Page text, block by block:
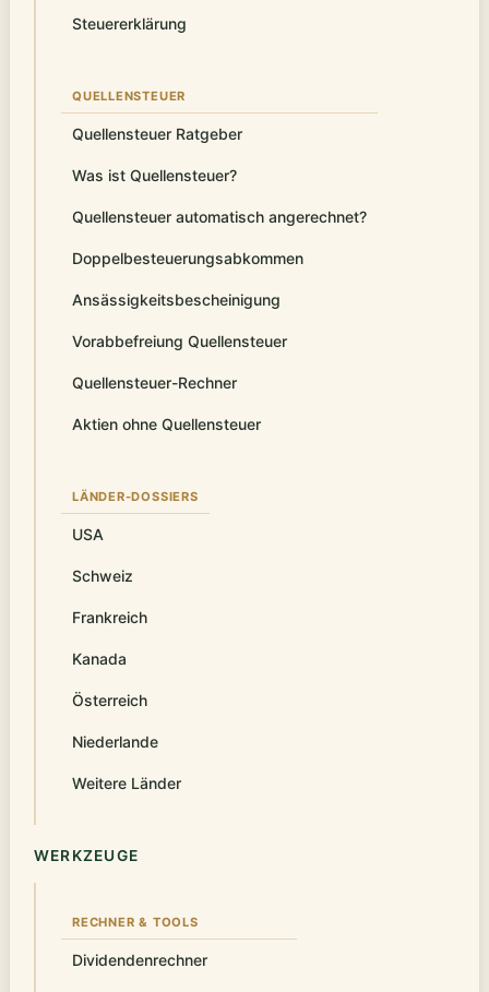
Steuererklärung
QUELLENSTEUER
Quellensteuer Ratgeber
Was ist Quellensteuer?
Quellensteuer automatisch angerechnet?
Doppelbesteuerungsabkommen
Ansässigkeitsbescheinigung
Vorabbefreiung Quellensteuer
Quellensteuer-Rechner
Aktien ohne Quellensteuer
LÄNDER-DOSSIERS
USA
Schweiz
Frankreich
Kanada
Österreich
Niederlande
Weitere Länder
WERKZEUGE
RECHNER & TOOLS
Dividendenrechner